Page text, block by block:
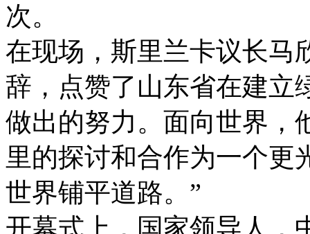
次。
在现场，斯里兰卡议长马
辞，点赞了山东省在建立
做出的努力。面向世界，
里的探讨和合作为一个更
世界铺平道路。”
开幕式上，国家领导人，